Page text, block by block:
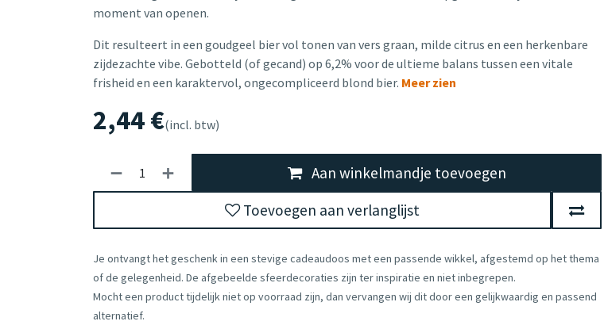
moment van openen.
Dit resulteert in een goudgeel bier vol tonen van vers graan, milde citrus en een herkenbare
zijdezachte vibe. Gebotteld (of gecand) op 6,2% voor de ultieme balans tussen een vitale
frisheid en een karaktervol, ongecompliceerd blond bier. Meer zien
2,44€(incl. btw)
Aan winkelmandje toevoegen
Toevoegen aan verlanglijst
Je ontvangt het geschenk in een stevige cadeaudoos met een passende wikkel, afgestemd op het thema
of de gelegenheid. De afgebeelde sfeerdecoraties zijn ter inspiratie en niet inbegrepen.
Mocht een product tijdelijk niet op voorraad zijn, dan vervangen wij dit door een gelijkwaardig en passend
alternatief.